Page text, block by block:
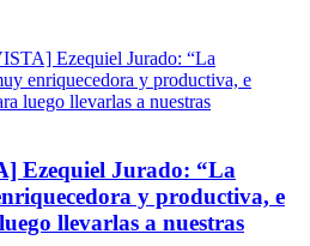
Ezequiel Jurado: “La
y productiva, e
llevarlas a nuestras